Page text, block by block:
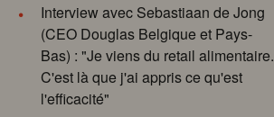
Interview avec Sebastiaan de Jong
(CEO Douglas Belgique et Pays-
Bas) : "Je viens du retail alimentaire.
C'est là que j'ai appris ce qu'est
l'efficacité"